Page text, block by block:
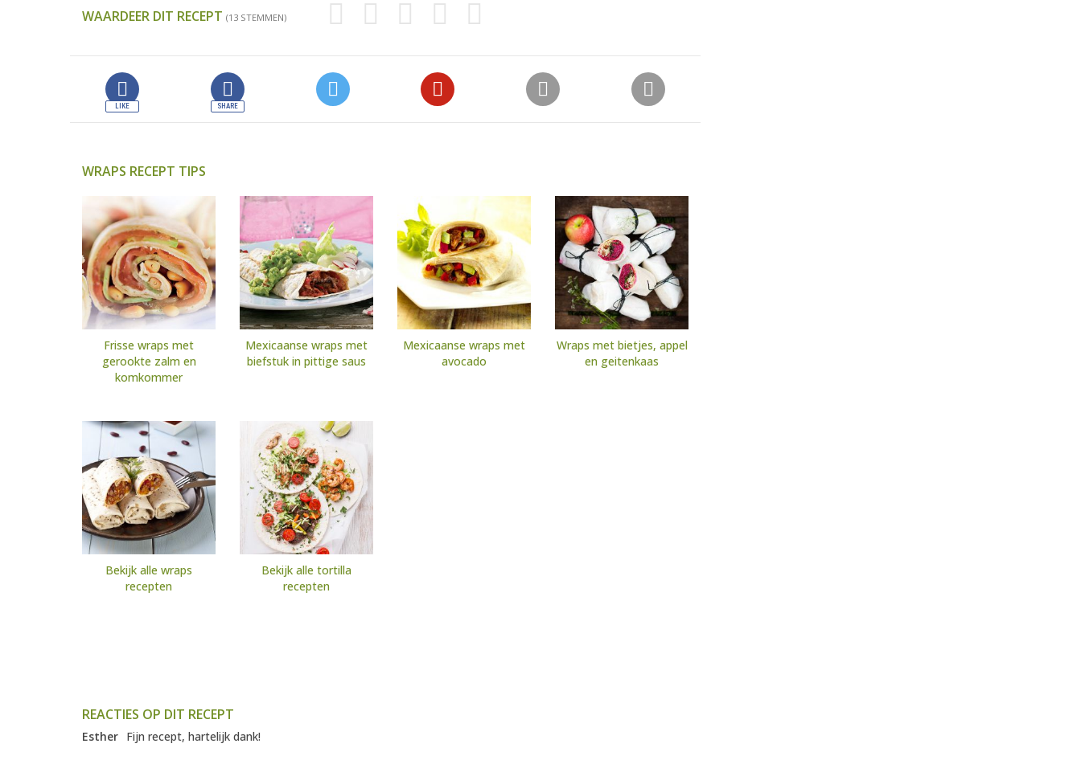
WAARDEER DIT RECEPT (13 STEMMEN)
WRAPS RECEPT TIPS
Frisse wraps met
gerookte zalm en
komkommer
Mexicaanse wraps met
biefstuk in pittige saus
Mexicaanse wraps met
avocado
Wraps met bietjes, appel
en geitenkaas
Bekijk alle wraps
recepten
Bekijk alle tortilla
recepten
REACTIES OP DIT RECEPT
Esther Fijn recept, hartelijk dank!